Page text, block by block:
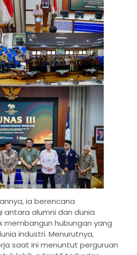
ia berencana
antara alumni dan dunia
membangun hubungan yang
industri. Menurutnya,
saat ini menuntut perguruan